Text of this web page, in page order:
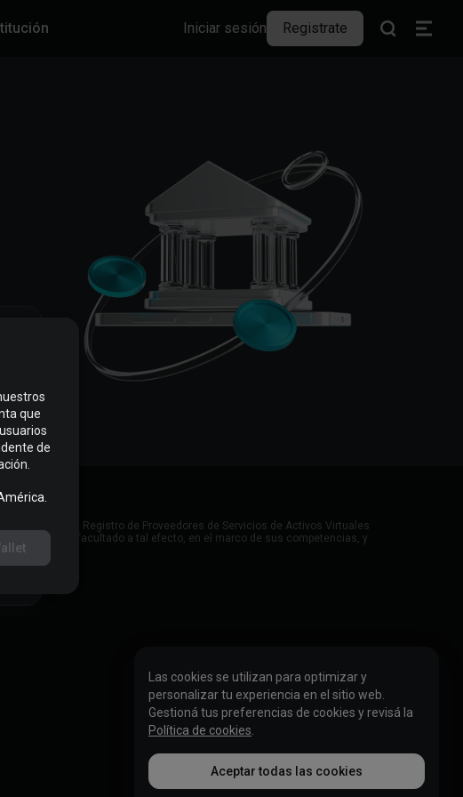
Iniciar sesión Registrate
9 de mayo en el Registro de Proveedores de Servicios de Activos Virtuales
regulador facultado a tal efecto, en el marco de sus competencias, y
Las cookies se utilizan para optimizar y
personalizar tu experiencia en el sitio web.
Gestioná tus preferencias de cookies y revisá la
Política de cookies
Aceptar todas las cookies
que
de